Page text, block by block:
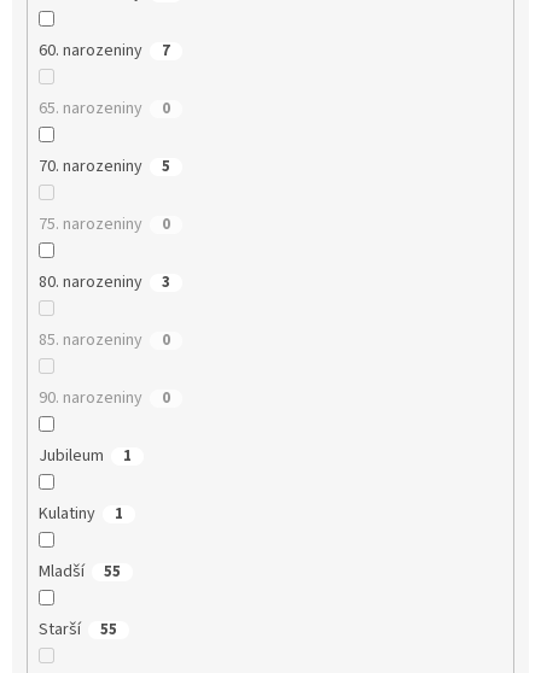
60. narozeniny 7
65. narozeniny 0
70. narozeniny 5
75. narozeniny 0
80. narozeniny 3
85. narozeniny 0
90. narozeniny 0
Jubileum 1
Kulatiny 1
Mladší 55
Starší 55